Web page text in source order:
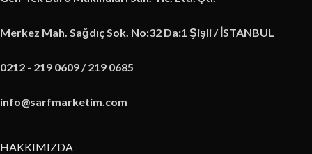
Merkez Mah. Sağdıç Sok. No:32 Da:1 Şişli / İSTANBUL
0212 - 219 0609 / 219 0685
info@sarfmarketim.com
HAKKIMIZDA